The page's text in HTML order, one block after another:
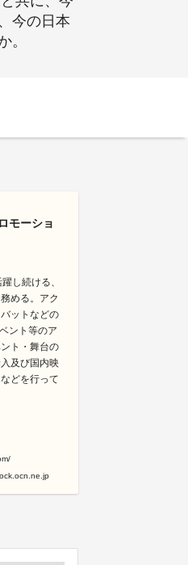
今の日本
。
モーショ
し続ける、
める。アク
ットなどの
ント等のア
ト・舞台の
及び国内映
どを行って